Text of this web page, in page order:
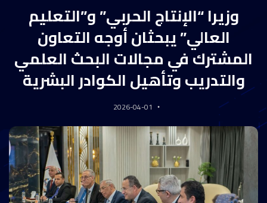
وزيرا “الإنتاج الحربي” و”التعليم
العالي” يبحثان أوجه التعاون
المشترك في مجالات البحث العلمي
والتدريب وتأهيل الكوادر البشرية
2026-04-01